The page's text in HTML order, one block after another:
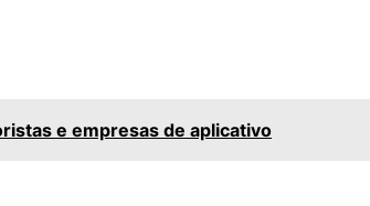
e empresas de aplicativo